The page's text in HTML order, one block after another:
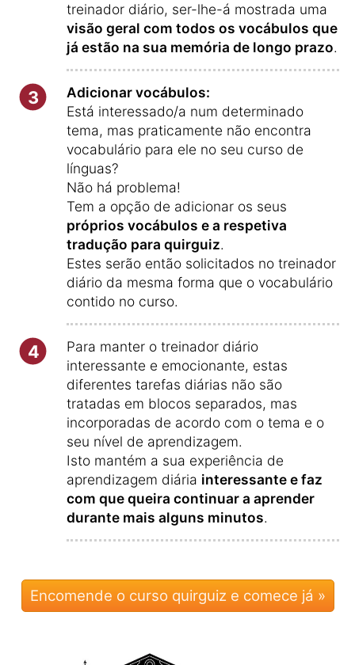
treinador diário, ser-lhe-á mostrada uma
visão geral com todos os vocábulos que
já estão na sua memória de longo prazo.
3
Adicionar vocábulos:
Está interessado/a num determinado
tema, mas praticamente não encontra
vocabulário para ele no seu curso de
línguas?
Não há problema!
Tem a opção de adicionar os seus
próprios vocábulos e a respetiva
tradução para quirguiz.
Estes serão então solicitados no treinador
diário da mesma forma que o vocabulário
contido no curso.
4
Para manter o treinador diário
interessante e emocionante, estas
diferentes tarefas diárias não são
tratadas em blocos separados, mas
incorporadas de acordo com o tema e o
seu nível de aprendizagem.
Isto mantém a sua experiência de
aprendizagem diária interessante e faz
com que queira continuar a aprender
durante mais alguns minutos.
Encomende o curso quirguiz e comece já »